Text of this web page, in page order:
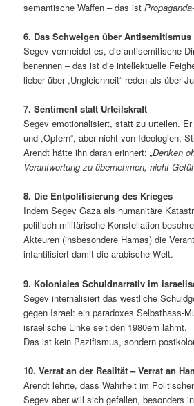
semantische Waffen – das ist
6. Das Schweigen über Antisemitismus
Segev vermeidet es, die antisemitische
benennen – das ist die intellektuelle
lieber über „Ungleichheit“ reden als über
7. Sentiment statt Urteilskraft
Segev emotionalisiert, statt zu urteilen. Er
und „Opfern“, aber nicht von Ideologien,
Arendt hätte ihn daran erinnert:„Denken
Verantwortung zu übernehmen, nicht
8. Die Entpolitisierung des Krieges
Indem Segev Gaza als humanitäre
politisch-militärische Konstellation
Akteuren (insbesondere Hamas) die
infantilisiert damit die arabische Welt.
9. Koloniales Schuldnarrativ im
Segev internalisiert das westliche
gegen Israel: ein paradoxes Selbsthass-
israelische Linke seit den 1980ern lähmt.
Das ist kein Pazifismus, sondern
10. Verrat an der Realität – Verrat an
Arendt lehrte, dass Wahrheit im
Segev aber will sich gefallen, besonders